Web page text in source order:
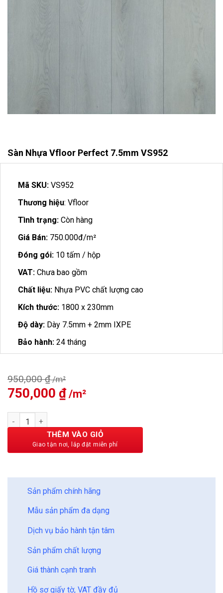
Sàn Nhựa Vfloor Perfect 7.5mm VS952
Mã SKU: VS952
Thương hiệu: Vfloor
Tình trạng: Còn hàng
Giá Bán: 750.000đ/m²
Đóng gói: 10 tấm / hộp
VAT: Chưa bao gồm
Chất liệu: Nhựa PVC chất lượng cao
Kích thước: 1800 x 230mm
Độ dày: Dày 7.5mm + 2mm IXPE
Bảo hành: 24 tháng
950,000₫
Giá
gốc
là:
950,000 ₫.
750,000 ₫
750,000 ₫.
Sàn Nhựa Vfloor Perfect 7.5mm VS952 số lượng
THÊM VÀO GIỎ
Sản phẩm chính hãng
Mẫu sản phẩm đa dạng
Dịch vụ bảo hành tận tâm
Sản phẩm chất lượng
Giá thành cạnh tranh
Hồ sơ giấy tờ, VAT đầy đủ